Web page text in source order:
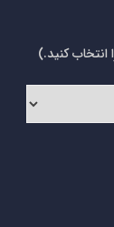
کنید.)